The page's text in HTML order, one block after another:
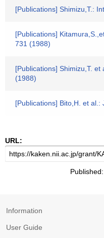
[Publications] Shimizu,T.:
[Publications]
731 (1988)
[Publications] Shimizu,T. et
(1988)
[Publications] Bito,H. et
URL:
Information
User Guide